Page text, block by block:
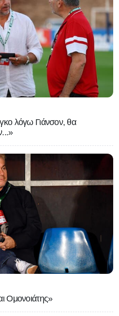
λόγω Γιάνσον, θα
Ομονοιάτης»